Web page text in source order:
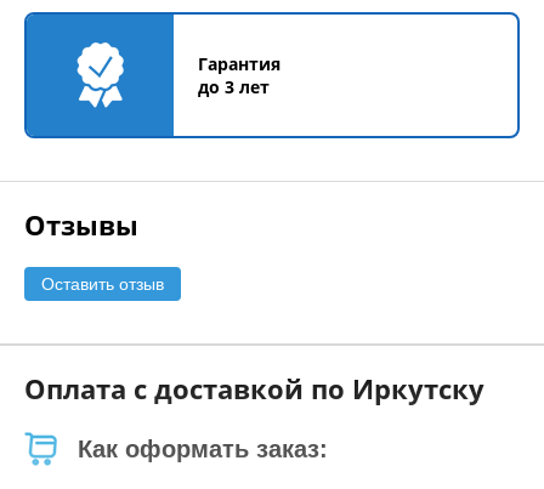
Гарантия
до 3 лет
Отзывы
Оставить отзыв
Оплата с доставкой по Иркутску
Как оформать заказ: